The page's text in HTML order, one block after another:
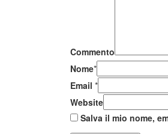
Commento
Nome*
Email *
Website
Salva il mio nome,